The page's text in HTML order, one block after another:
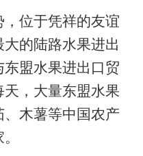
位于凭祥的友谊
的陆路水果进出
盟水果进出口贸
，大量东盟水果
、木薯等中国农产